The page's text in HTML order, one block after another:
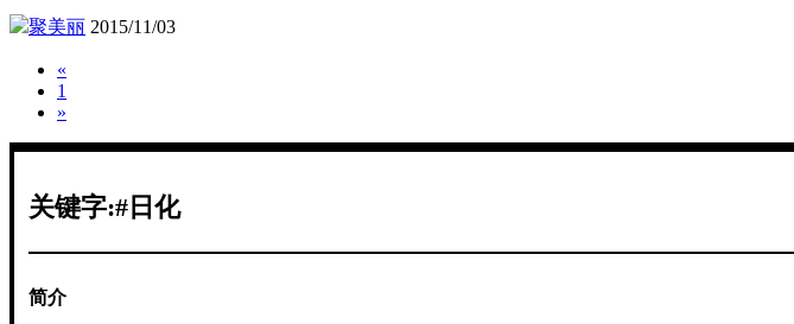
聚美丽 2015/11/03
«
1
»
关键字:#日化
简介